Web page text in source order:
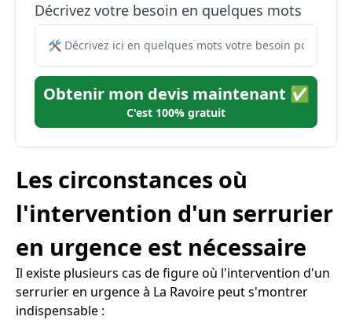
Décrivez votre besoin en quelques mots
Obtenir mon devis maintenant ✅
C'est 100% gratuit
Les circonstances où
l'intervention d'un serrurier
en urgence est nécessaire
Il existe plusieurs cas de figure où l'intervention d'un
serrurier en urgence à La Ravoire peut s'montrer
indispensable :